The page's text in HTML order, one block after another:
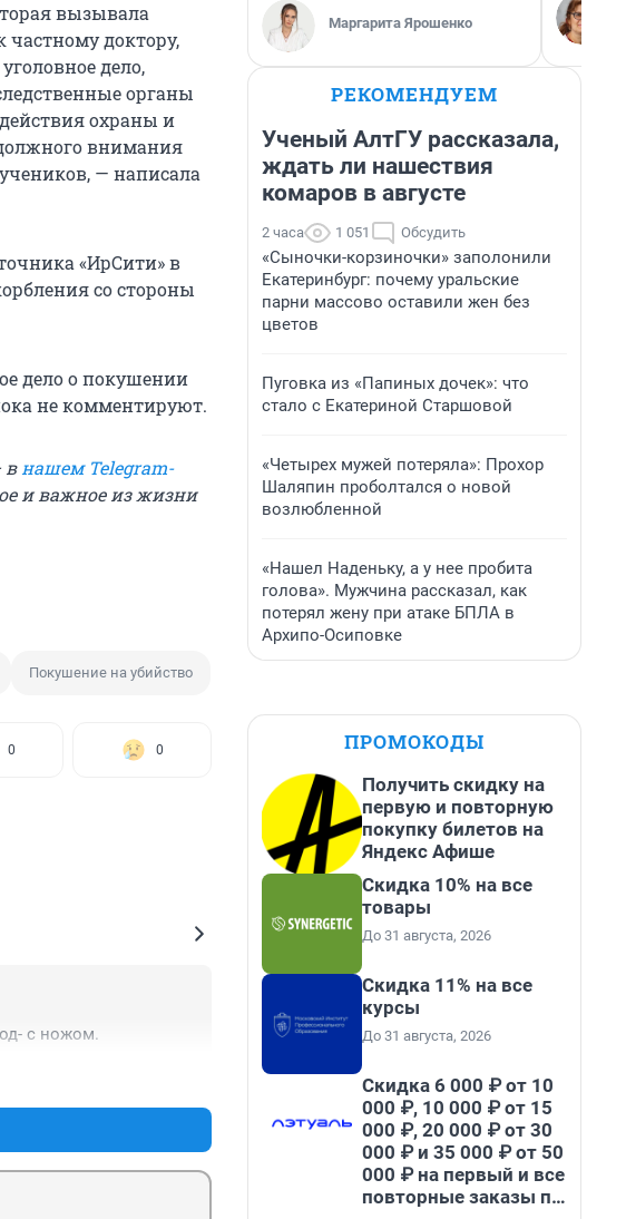
вызывала
частному доктору,
дело,
органы
охраны и
внимания
— написала
«ИрСити» в
со стороны
дело о покушении
не комментируют.
в нашем Telegram-
и важное из жизни
Покушение на убийство
0 0
с ножом.
Маргарита Ярошенко
РЕКОМЕНДУЕМ
Ученый АлтГУ рассказала,
ждать ли нашествия
комаров в августе
2 часа 1 051 Обсудить
«Сыночки-корзиночки» заполонили
Екатеринбург: почему уральские
парни массово оставили жен без
цветов
Пуговка из «Папиных дочек»: что
стало с Екатериной Старшовой
«Четырех мужей потеряла»: Прохор
Шаляпин проболтался о новой
возлюбленной
«Нашел Наденьку, а у нее пробита
голова». Мужчина рассказал, как
потерял жену при атаке БПЛА в
Архипо-Осиповке
ПРОМОКОДЫ
Получить скидку на
первую и повторную
покупку билетов на
Яндекс Афише
Скидка 10% на все
товары
До 31 августа, 2026
Скидка 11% на все
курсы
До 31 августа, 2026
Скидка 6 000 ₽ от 10
000 ₽, 10 000 ₽ от 15
000 ₽, 20 000 ₽ от 30
000 ₽ и 35 000 ₽ от 50
000 ₽ на первый и все
повторные заказы по